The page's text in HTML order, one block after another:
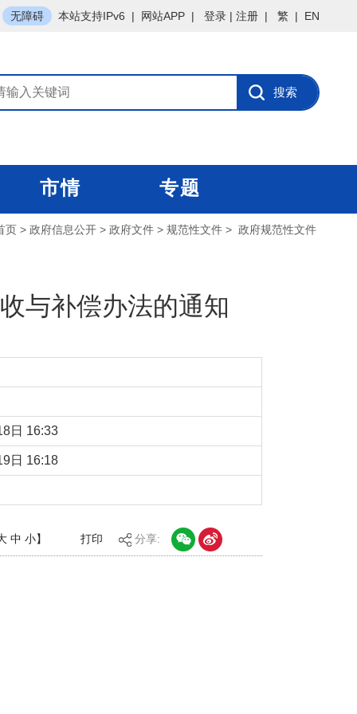
无障碍 本站支持IPv6 | 网站APP | 登录 | 注册 | 繁 | EN
市情 专题
页 > 政府信息公开 > 政府文件 > 规范性文件 > 政府规范性文件
与补偿办法的通知
日 16:33
日 16:18
中 小】 打印 分享: